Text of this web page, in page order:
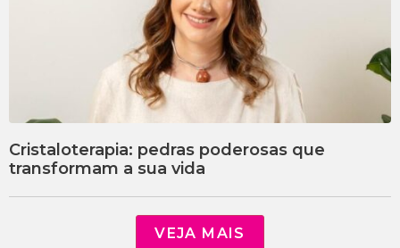
Cristaloterapia: pedras poderosas que
transformam a sua vida
VEJA MAIS